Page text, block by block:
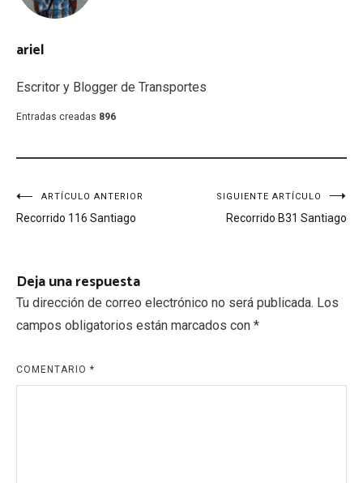
ariel
Escritor y Blogger de Transportes
Entradas creadas 896
Navegación
de
ARTÍCULO ANTERIOR
Recorrido 116 Santiago
SIGUIENTE ARTÍCULO
Recorrido B31 Santiago
Deja una respuesta
Tu dirección de correo electrónico no será publicada. Los
campos obligatorios están marcados con *
COMENTARIO *